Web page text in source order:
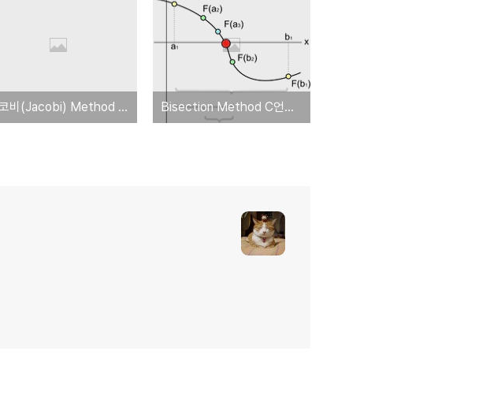
야코비(Jacobi) Method C언어로 구현하기 Bisection Method C언어로 구현하기